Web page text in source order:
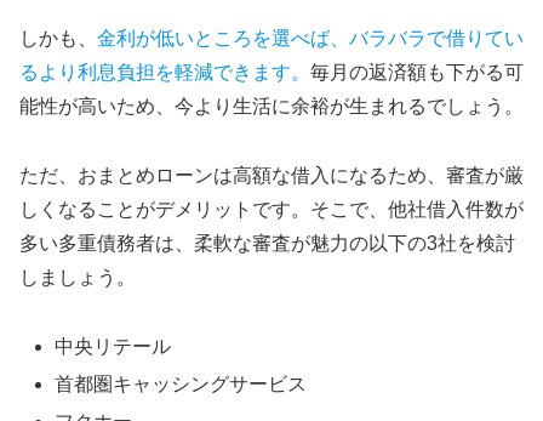
しかも、 金利が低いところを選べば、バラバラで借りてい
るより利息負担を軽減できます。 毎月の返済額も下がる可
能性が高いため、今より生活に余裕が生まれるでしょう。
ただ、おまとめローンは高額な借入になるため、審査が厳
しくなることがデメリットです。そこで、他社借入件数が
多い多重債務者は、柔軟な審査が魅力の以下の3社を検討
しましょう。
中央リテール
首都圏キャッシングサービス